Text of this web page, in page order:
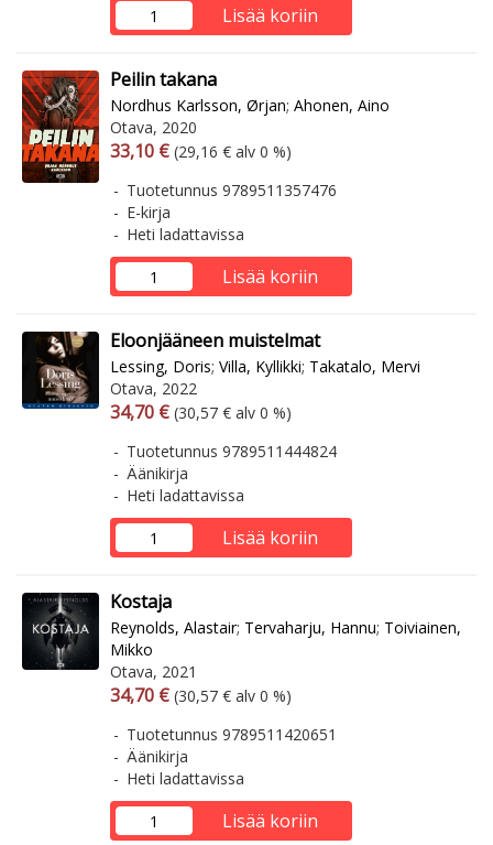
Lisää koriin
Peilin takana
Nordhus Karlsson, Ørjan; Ahonen, Aino
Otava, 2020
Arvonlisäverollinen hinta
33,10 € Arvonlisäveroton hinta
(29,16 € alv 0 %)
Tuotetunnus 9789511357476
E-kirja
Heti ladattavissa
Lisää koriin
Eloonjääneen muistelmat
Lessing, Doris; Villa, Kyllikki; Takatalo, Mervi
Otava, 2022
Arvonlisäverollinen hinta
34,70 € Arvonlisäveroton hinta
(30,57 € alv 0 %)
Tuotetunnus 9789511444824
Äänikirja
Heti ladattavissa
Lisää koriin
Kostaja
Reynolds, Alastair; Tervaharju, Hannu; Toiviainen,
Mikko
Otava, 2021
Arvonlisäverollinen hinta
34,70 € Arvonlisäveroton hinta
(30,57 € alv 0 %)
Tuotetunnus 9789511420651
Äänikirja
Heti ladattavissa
Lisää koriin